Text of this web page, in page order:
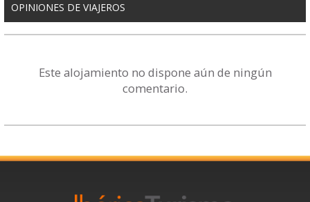
OPINIONES DE VIAJEROS
Este alojamiento no dispone aún de ningún
comentario.